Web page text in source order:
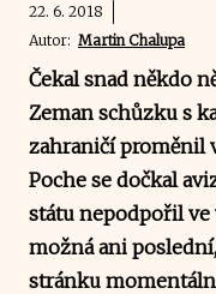
22. 6. 2018
Autor: Martin Chalupa
Čekal snad někdo
Zeman schůzku s
zahraničí proměnil
Poche se dočkal
státu nepodpořil ve
možná ani
stránku